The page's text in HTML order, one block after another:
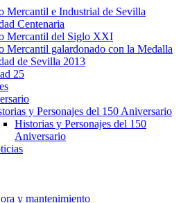
Mercantil e Industrial de Sevilla
Centenaria
Mercantil del Siglo XXI
Mercantil galardonado con la Medalla
de Sevilla 2013
25
y Personajes del 150 Aniversario
Historias y Personajes del 150
Aniversario
y mantenimiento